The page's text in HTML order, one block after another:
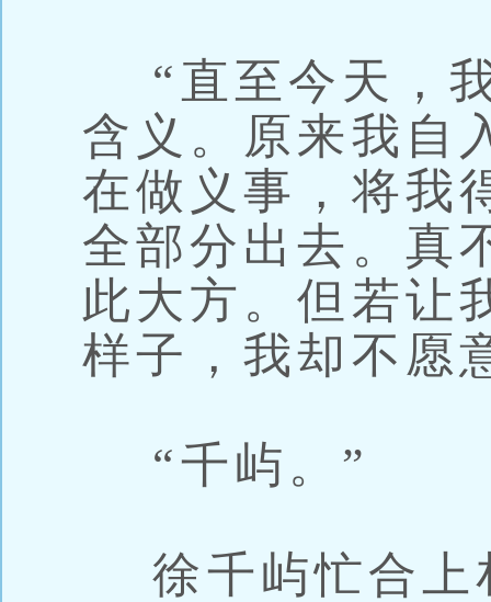
“直至今天，
含义。原来我自
在做义事，将我
全部分出去。真
此大方。但若让
样子，我却不愿
“千屿。”
徐千屿忙合上